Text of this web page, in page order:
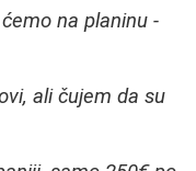
na planinu -
ali čujem da su